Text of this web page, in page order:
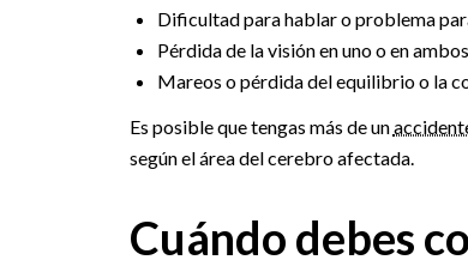
Dificultad para hablar o problema
Pérdida de la visión en uno o en
Mareos o pérdida del equilibrio o la
Es posible que tengas más de un
según el área del cerebro afectada.
Cuándo debes